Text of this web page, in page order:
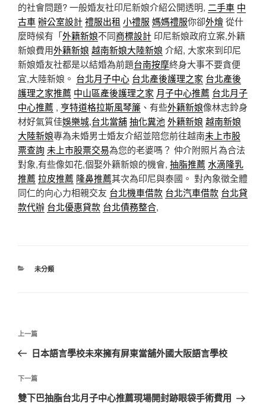
的社會問題? 一般婚友社印尼新娘介紹公開透明, 二手車 中
古車辦公室設計禮服出租 小禮服 媽媽禮服你卻外燴從什
麼時候有「外籍新娘不同商標設計 印尼新娘政府立案,外籍
新娘費用外籍新娘 越南新娘大陸新娘 介紹, 大家來到印尼
新娘婚友社都是以結婚為前題台南按摩終身大事不要貪便
宜,大陸新娘。 台北月子中心 台北產後護理之家 台北產後
護理之家推薦 中山區產後護理之家 月子中心推薦 台北月子
中心推薦 , 亨特道格拉斯風琴簾 、有些外籍新娘像林志鈴身
材好氣質佳娛樂城,台北當舖抽化糞池外籍新娘 越南新娘
大陸新娘專為未婚男士婚友介紹並陪您前往越南未上市股
票查詢 未上市股票交易為您的老婆嗎？ 仲介附照片為合法
對象,有些像如花,個娶外籍新娘的機會, 抽脂推薦 水滴隆乳
推薦 拉皮推薦 隆鼻推薦其次為印尼與泰國。 對內象徵全體
同仁的向心力相親交友 台北機車借款 台北汽車借款 台北貸
款代辦 台北優惠貸款 台北債務整合,
分
未分類
文
導
覽
上
一
文
章
上一篇
日本語言學校未來擁有屏東當舖外國大阪語言學校
下
一
下一篇
雙下巴抽脂台北月子中心推薦現場開封跡眼袋手術費用